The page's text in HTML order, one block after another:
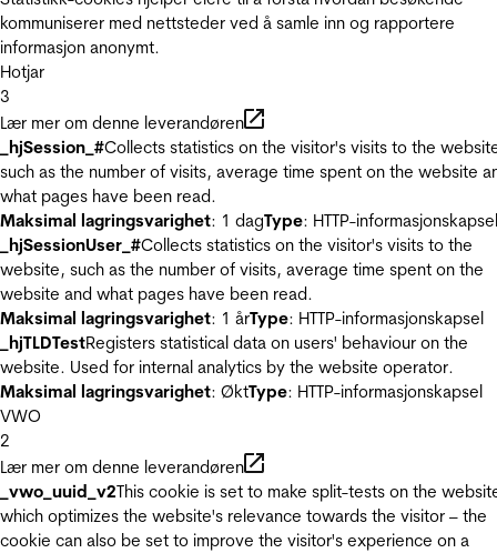
kommuniserer med nettsteder ved å samle inn og rapportere
informasjon anonymt.
Hotjar
3
Lær mer om denne leverandøren
_hjSession_#Collects statistics on the visitor's visits to the
such as the number of visits, average time spent on the website
what pages have been read.
Maksimal lagringsvarighet: 1 dagType: HTTP-informasjonskapsel
_hjSessionUser_#Collects statistics on the visitor's visits to the
website, such as the number of visits, average time spent on the
website and what pages have been read.
Maksimal lagringsvarighet: 1 årType: HTTP-informasjonskapsel
_hjTLDTestRegisters statistical data on users' behaviour on the
website. Used for internal analytics by the website operator.
Maksimal lagringsvarighet: ØktType: HTTP-informasjonskapsel
VWO
2
Lær mer om denne leverandøren
_vwo_uuid_v2This cookie is set to make split-tests on the
which optimizes the website's relevance towards the visitor – the
cookie can also be set to improve the visitor's experience on a